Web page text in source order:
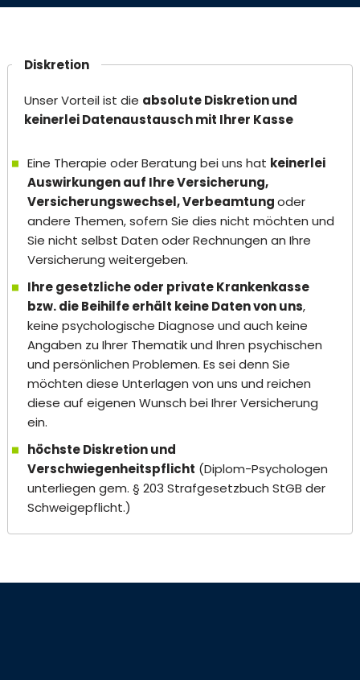
Diskretion
Unser Vorteil ist die absolute Diskretion und
keinerlei Datenaustausch mit Ihrer Kasse
Eine Therapie oder Beratung bei uns hat keinerlei
Auswirkungen auf Ihre Versicherung,
Versicherungswechsel, Verbeamtungoder
andere Themen, sofern Sie dies nicht möchten und
Sie nicht selbst Daten oder Rechnungen an Ihre
Versicherung weitergeben.
Ihre gesetzliche oder private Krankenkasse
bzw. die Beihilfe erhält keine Daten von uns,
keine psychologische Diagnose und auch keine
Angaben zu Ihrer Thematik und Ihren psychischen
und persönlichen Problemen. Es sei denn Sie
möchten diese Unterlagen von uns und reichen
diese auf eigenen Wunsch bei Ihrer Versicherung
ein.
höchste Diskretion und
Verschwiegenheitspflicht (Diplom-Psychologen
unterliegen gem. § 203 Strafgesetzbuch StGB der
Schweigepflicht.)